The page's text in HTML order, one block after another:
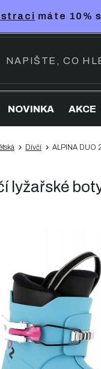
máte 10%
NOVINKA AKCE
Dívčí ALPINA DUO
lyžařské